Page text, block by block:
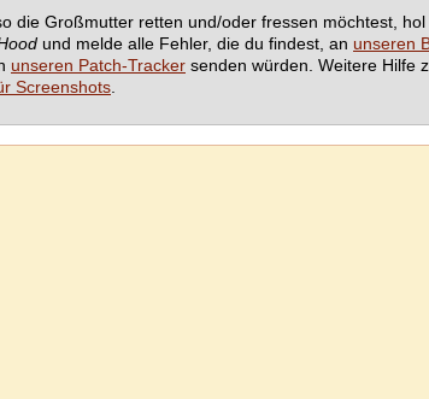
die Großmutter retten und/oder fressen möchtest,
und melde alle Fehler, die du findest, an unseren
unseren Patch-Tracker senden würden. Weitere Hilfe
Screenshots